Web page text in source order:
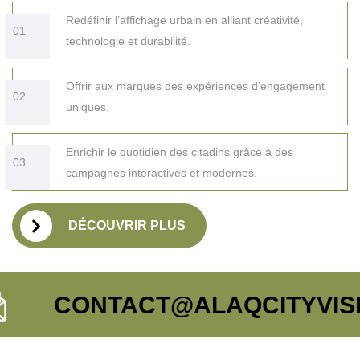
01
Redéfinir l’affichage urbain en alliant créativité,
technologie et durabilité.
02
Offrir aux marques des expériences d’engagement
uniques.
03
Enrichir le quotidien des citadins grâce à des
campagnes interactives et modernes.
DÉCOUVRIR PLUS